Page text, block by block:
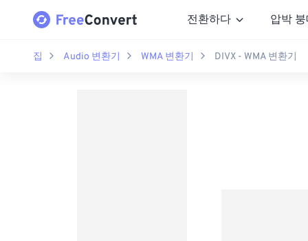
전환하다 압박
집 Audio 변환기 WMA 변환기 DIVX - WMA 변환기